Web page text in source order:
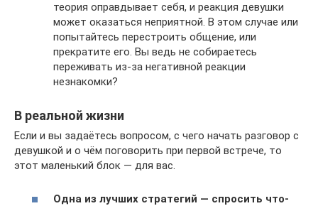
теория оправдывает себя, и реакция девушки
может оказаться неприятной. В этом случае или
попытайтесь перестроить общение, или
прекратите его. Вы ведь не собираетесь
переживать из-за негативной реакции
незнакомки?
В реальной жизни
Если и вы задаётесь вопросом, с чего начать разговор с
девушкой и о чём поговорить при первой встрече, то
этот маленький блок — для вас.
Одна из лучших стратегий — спросить что-